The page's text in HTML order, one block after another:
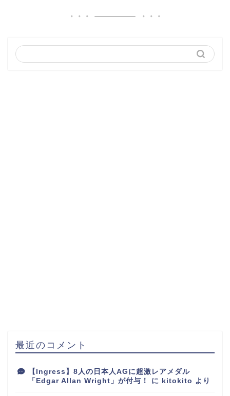
最近のコメント
【Ingress】8人の日本人AGに超激レアメダル
「Edgar Allan Wright」が付与！
に kitokito より